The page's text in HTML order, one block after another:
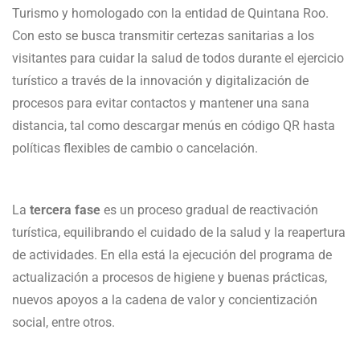
Turismo y homologado con la entidad de Quintana Roo.
Con esto se busca transmitir certezas sanitarias a los
visitantes para cuidar la salud de todos durante el ejercicio
turístico a través de la innovación y digitalización de
procesos para evitar contactos y mantener una sana
distancia, tal como descargar menús en código QR hasta
políticas flexibles de cambio o cancelación.
La tercera fase es un proceso gradual de reactivación
turística, equilibrando el cuidado de la salud y la reapertura
de actividades. En ella está la ejecución del programa de
actualización a procesos de higiene y buenas prácticas,
nuevos apoyos a la cadena de valor y concientización
social, entre otros.